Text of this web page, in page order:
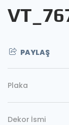
PAYLAŞ
Plaka
Dekor İsmi